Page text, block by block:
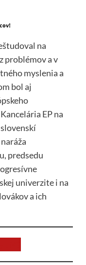
na
problémov a v
myslenia a
bol aj
EP na
predsedu
univerzite i na
a ich